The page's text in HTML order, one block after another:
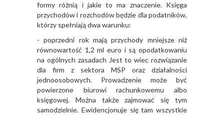
formy różnią i jakie to ma znaczenie. Księga
przychodów i rozchodów będzie dla podatników,
którzy spełniają dwa warunku:
- poprzedni rok mają przychody mniejsze niż
równowartość 1,2 ml euro i są opodatkowaniu
na ogólnych zasadach Jest to wiec rozwiązanie
dla firm z sektora MSP oraz działalności
jednoosobowych. Prowadzenie może być
powierzone biurowi rachunkowemu albo
księgowej. Można także zajmować się tym
samodzielnie. Ewidencjonuje się tam wszystkie